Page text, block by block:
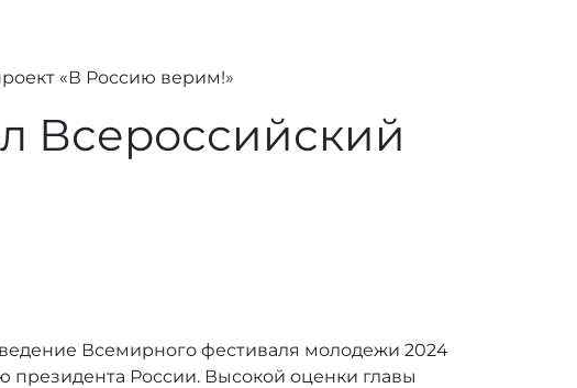
«В Россию верим!»
Всероссийский
Всемирного фестиваля молодежи 2024
России. Высокой оценки главы